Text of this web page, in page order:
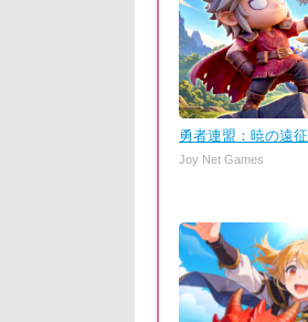
勇者連盟：暁の遠征
Joy Net Games